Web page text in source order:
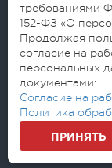
© 2026 АО
Согласие на
Политика
требованиями
152-ФЗ «О
Продолжая
согласие на
персональных
документами:
Согласие на
Политика
ПРИНЯТЬ